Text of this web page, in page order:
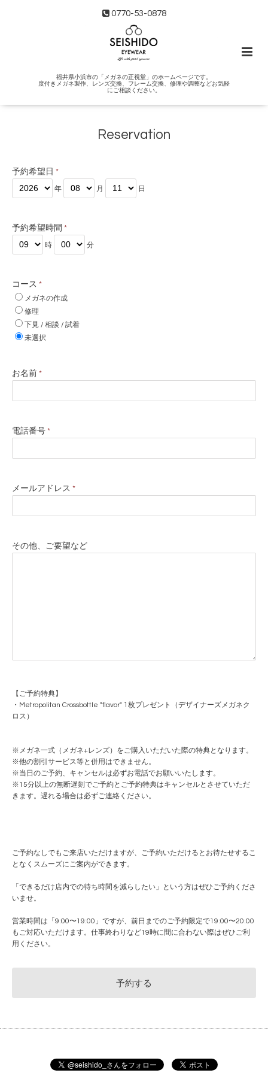
0770-53-0878
福井県小浜市の「メガネの正視堂」のホームページです。
度付きメガネ製作、レンズ交換、フレーム交換、修理や調整などお気軽
にご相談ください。
Reservation
予約希望日 *
年 月 日
予約希望時間 *
時 分
コース *
メガネの作成
修理
下見 / 相談 / 試着
未選択
お名前 *
電話番号 *
メールアドレス *
その他、ご要望など
【ご予約特典】
・Metropolitan Crossbottle "flavor" 1枚プレゼント（デザイナーズメガネク
ロス）
※メガネ一式（メガネ+レンズ）をご購入いただいた際の特典となります。
※他の割引サービス等と併用はできません。
※当日のご予約、キャンセルは必ずお電話でお願いいたします。
※15分以上の無断遅刻でご予約とご予約特典はキャンセルとさせていただ
きます。遅れる場合は必ずご連絡ください。
ご予約なしでもご来店いただけますが、ご予約いただけるとお待たせするこ
となくスムーズにご案内ができます。
「できるだけ店内での待ち時間を減らしたい」という方はぜひご予約くださ
いませ。
営業時間は「9:00〜19:00」ですが、前日までのご予約限定で19:00〜20:00
もご対応いただけます。仕事終わりなど19時に間に合わない際はぜひご利
用ください。